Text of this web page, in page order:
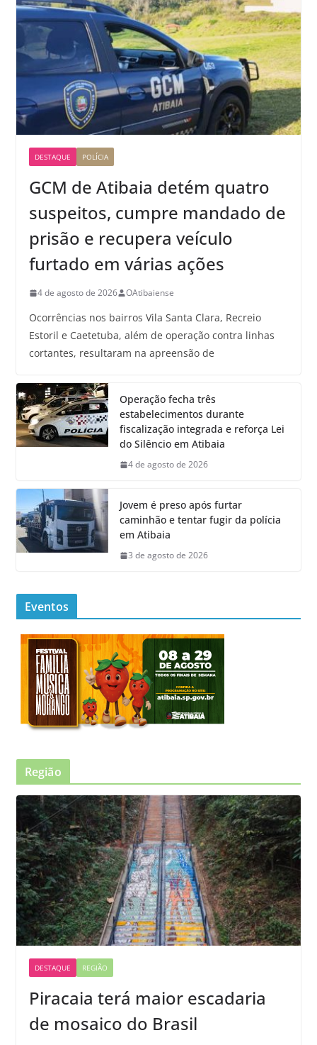
DESTAQUE POLÍCIA
GCM de Atibaia detém quatro
suspeitos, cumpre mandado de
prisão e recupera veículo
furtado em várias ações
4 de agosto de 2026 OAtibaiense
Ocorrências nos bairros Vila Santa Clara, Recreio
Estoril e Caetetuba, além de operação contra linhas
cortantes, resultaram na apreensão de
Operação fecha três
estabelecimentos durante
fiscalização integrada e reforça Lei
do Silêncio em Atibaia
4 de agosto de 2026
Jovem é preso após furtar
caminhão e tentar fugir da polícia
em Atibaia
3 de agosto de 2026
Eventos
Região
DESTAQUE REGIÃO
Piracaia terá maior escadaria
de mosaico do Brasil